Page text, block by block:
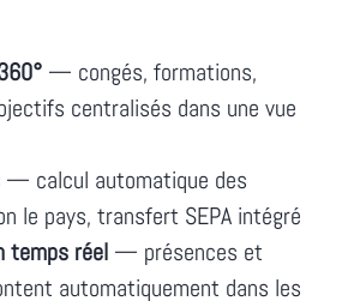
— congés, formations,
centralisés dans une vue
— calcul automatique des
le pays, transfert SEPA intégré
temps réel — présences et
automatiquement dans les